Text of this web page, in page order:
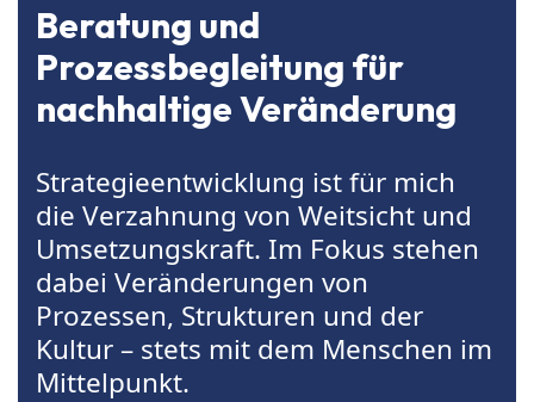
Beratung und
Prozessbegleitung für
nachhaltige Veränderung
Strategieentwicklung ist für mich
die Verzahnung von Weitsicht und
Umsetzungskraft. Im Fokus stehen
dabei Veränderungen von
Prozessen, Strukturen und der
Kultur – stets mit dem Menschen im
Mittelpunkt.